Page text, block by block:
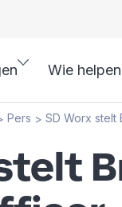
Wie
Pers > SD Worx stelt